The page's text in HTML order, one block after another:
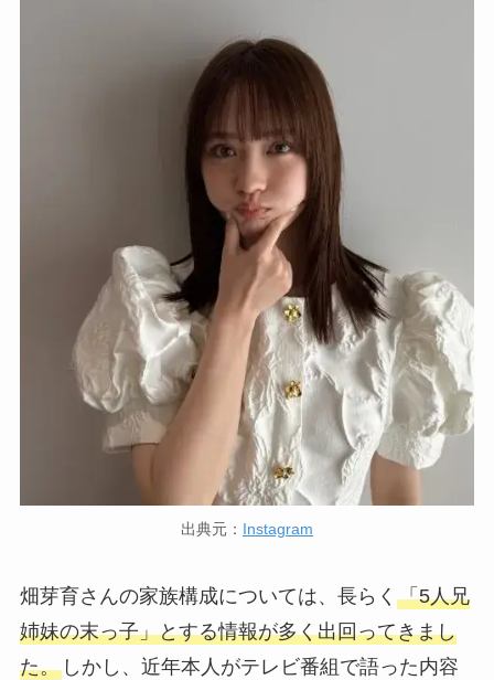
出典元： Instagram
畑芽育さんの家族構成については、長らく 「5人兄
姉妹の末っ子」とする情報が多く出回ってきまし
た。しかし、近年本人がテレビ番組で語った内容